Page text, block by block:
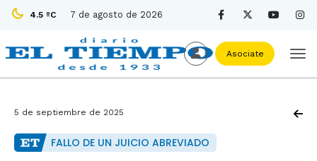
4.5 ºC 7 de agosto de 2026
Asociate
5 de septiembre de 2025
FALLO DE UN JUICIO ABREVIADO